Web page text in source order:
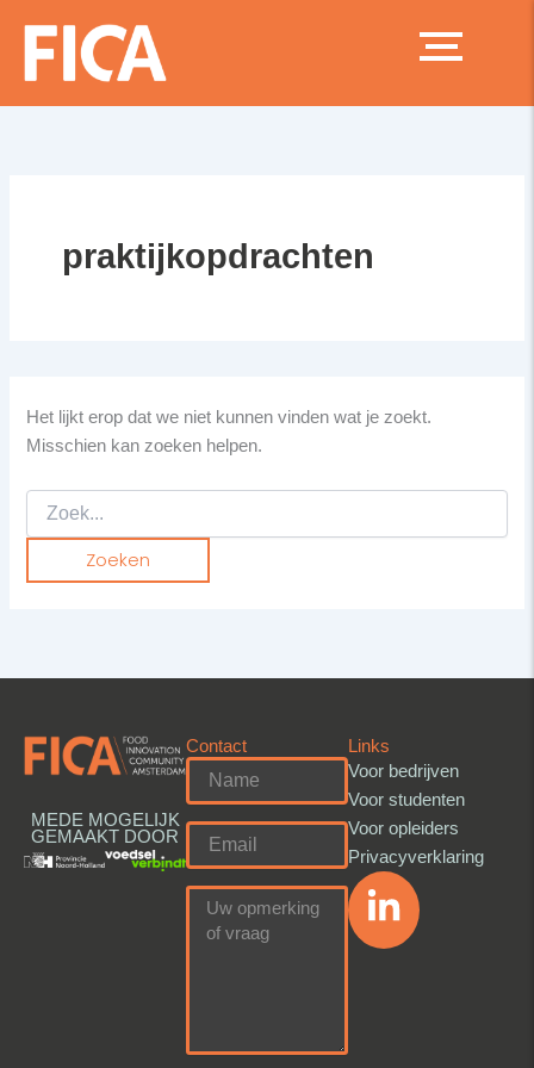
praktijkopdrachten
Het lijkt erop dat we niet kunnen vinden wat je zoekt.
Misschien kan zoeken helpen.
naar:
MEDE MOGELIJK
GEMAAKT DOOR
Contact
Links
Voor bedrijven
Voor studenten
Voor opleiders
Privacyverklaring